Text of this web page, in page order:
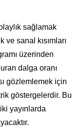
sağlamak
ve sanal kısımları
üzerinden
dalga oranı
gözlemlemek için
göstergelerdir. Bu
yayınlarda